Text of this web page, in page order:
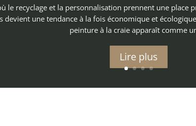
le recyclage et la personnalisation prennent une place
devient une tendance à la fois économique et
peinture à la craie apparaît comme
Lire plus